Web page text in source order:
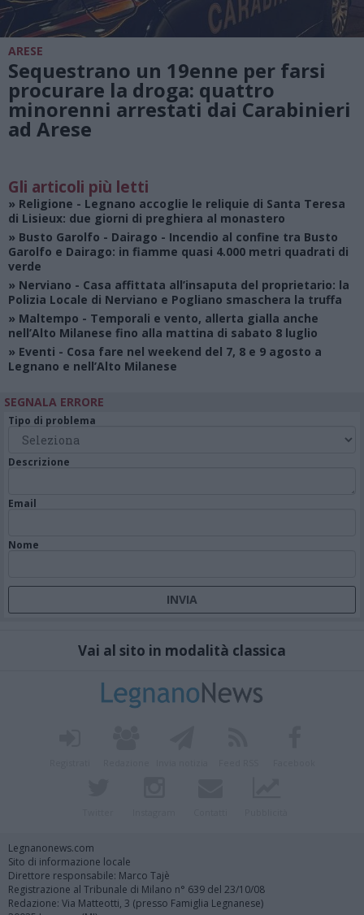
ARESE
Sequestrano un 19enne per farsi
procurare la droga: quattro
minorenni arrestati dai Carabinieri
ad Arese
Gli articoli più letti
» Religione - Legnano accoglie le reliquie di Santa Teresa
di Lisieux: due giorni di preghiera al monastero
» Busto Garolfo - Dairago - Incendio al confine tra Busto
Garolfo e Dairago: in fiamme quasi 4.000 metri quadrati di
verde
» Nerviano - Casa affittata all’insaputa del proprietario: la
Polizia Locale di Nerviano e Pogliano smaschera la truffa
» Maltempo - Temporali e vento, allerta gialla anche
nell’Alto Milanese fino alla mattina di sabato 8 luglio
» Eventi - Cosa fare nel weekend del 7, 8 e 9 agosto a
Legnano e nell’Alto Milanese
SEGNALA ERRORE
Tipo di problema
Descrizione
Email
Nome
Vai al sito in modalità classica
Legnanonews.com
Sito di informazione locale
Direttore responsabile: Marco Tajè
Registrazione al Tribunale di Milano n° 639 del 23/10/08
Redazione: Via Matteotti, 3 (presso Famiglia Legnanese)